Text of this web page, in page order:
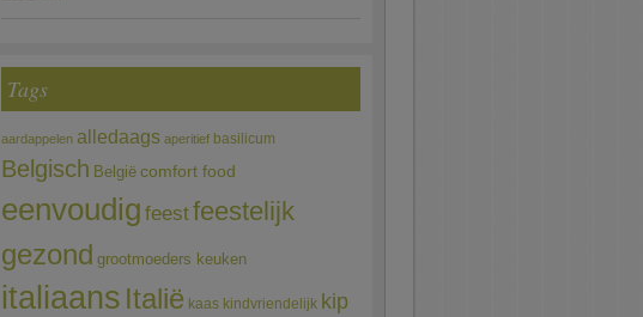
Tags
aardappelen alledaags aperitief basilicum
Belgisch België comfort food
eenvoudig feestfeestelijk
gezond grootmoeders keuken
italiaans Italië kaas kindvriendelijk kip